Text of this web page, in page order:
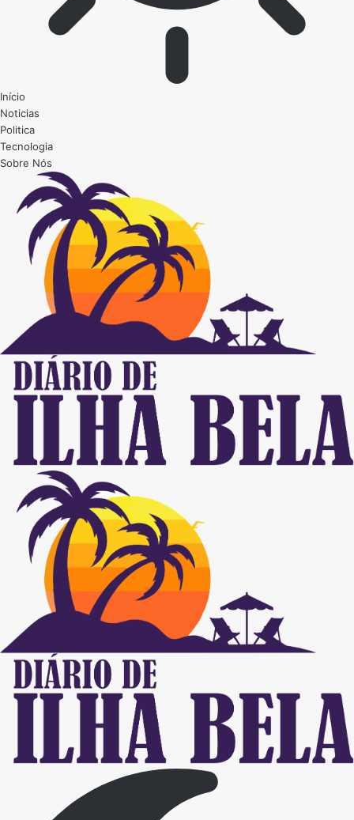
Início
Noticias
Politica
Tecnologia
Sobre Nós